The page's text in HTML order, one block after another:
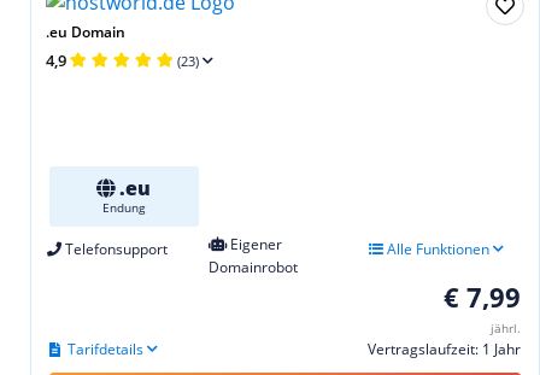
.eu Domain
4,9 (23)
.eu
Endung
Telefonsupport
Eigener
Domainrobot
Alle Funktionen
€ 7,99
jährl.
Vertragslaufzeit: 1 Jahr
Tarifdetails